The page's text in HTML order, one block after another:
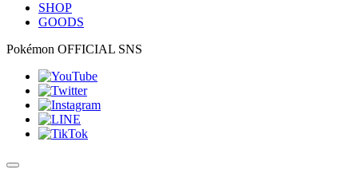
SHOP
GOODS
Pokémon OFFICIAL SNS